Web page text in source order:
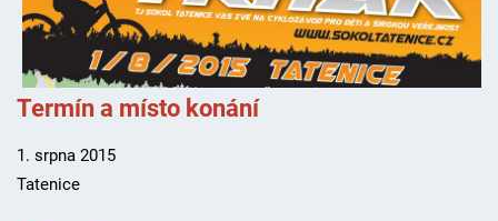
Termín a místo konání
1. srpna 2015
Tatenice